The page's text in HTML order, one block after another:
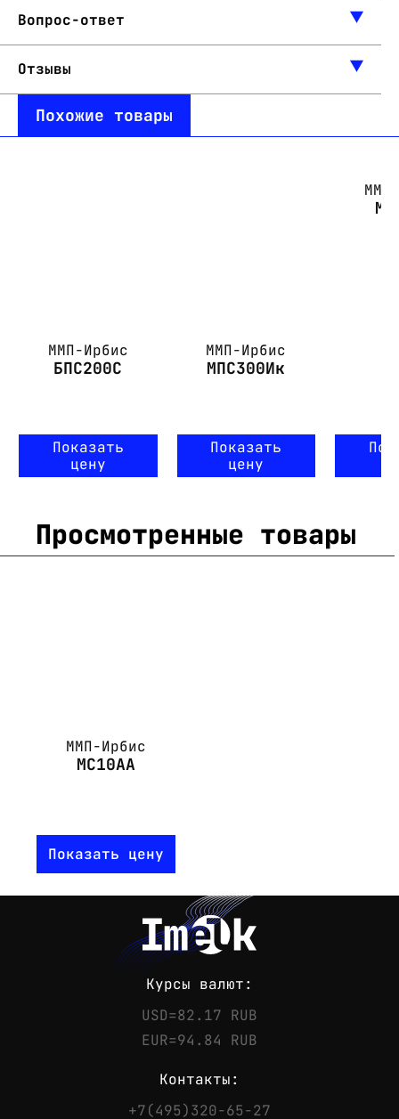
Вопрос-ответ
Отзывы
Похожие товары
ММП-Ирбис
БПС200С
Показать
цену
ММП-Ирбис
МПС300Ик
Показать
цену
Просмотренные товары
ММП-Ирбис
МС10АА
Показать цену
Курсы валют:
USD=82.17 RUB
EUR=94.84 RUB
Контакты:
+7(495)320-65-27